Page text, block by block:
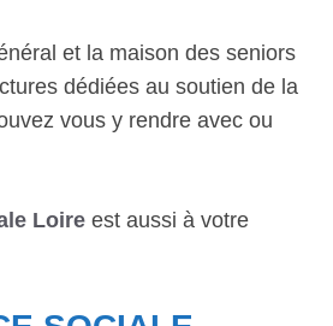
et la maison des seniors
dédiées au soutien de la
vous y rendre avec ou
Loire est aussi à votre